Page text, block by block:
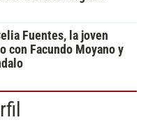
Fuentes, la joven
con Facundo Moyano y